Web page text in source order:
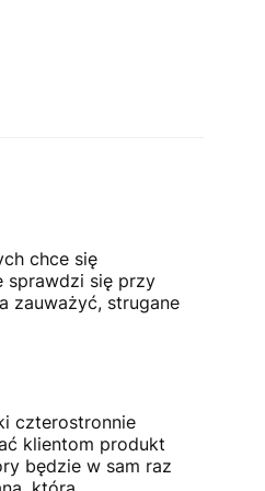
chce się
sprawdzi się przy
zauważyć, strugane
czterostronnie
klientom produkt
będzie w sam raz